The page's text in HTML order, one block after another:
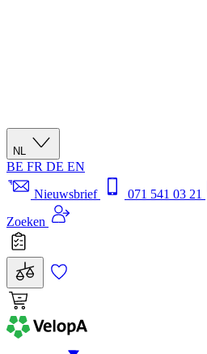
NL
BE FR DE EN
Nieuwsbrief
071 541 03 21
Zoeken